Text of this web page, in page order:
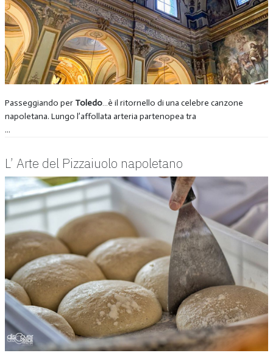
Passeggiando per Toledo…è il ritornello di una celebre canzone
napoletana. Lungo l’affollata arteria partenopea tra
...
L’ Arte del Pizzaiuolo napoletano